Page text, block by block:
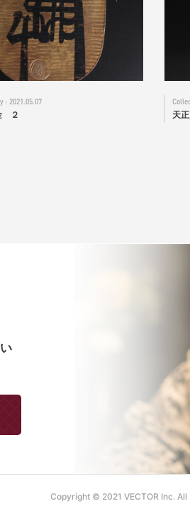
2021.05.07
２ 天
Copyright © 2021 VECTOR Inc. All